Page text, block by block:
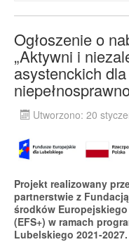
Ogłoszenie o
„Aktywni i
asystenckich
Utworzono: 20
Projekt realizowany
partnerstwie z
środków
(EFS+) w ramach
Lubelskiego 2021-2027.